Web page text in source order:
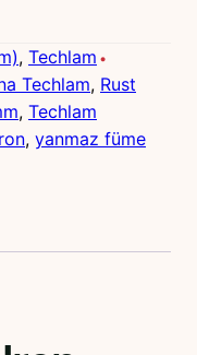
, Techlam
Techlam, Rust
, Techlam
, yanmaz füme